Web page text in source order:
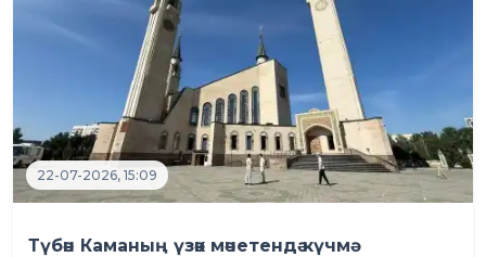
22-07-2026, 15:09
Түбән Каманың үзәк мәчетендә күчмә